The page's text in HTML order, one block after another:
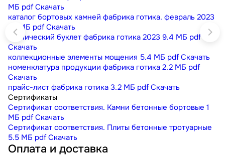
МБ pdf Скачать
каталог бортовых камней фабрика готика. февраль 2023
9.1 МБ pdf Скачать
технический буклет фабрика готика 2023 9.4 МБ pdf
Скачать
коллекционные элементы мощения 5.4 МБ pdf Скачать
номенклатура продукции фабрика готика 2.2 МБ pdf
Скачать
прайс-лист фабрика готика 3.2 МБ pdf Скачать
Сертификаты
Сертификат соответствия. Камни бетонные бортовые 1
МБ pdf Скачать
Сертификат соответствия. Плиты бетонные тротуарные
5.5 МБ pdf Скачать
Оплата и доставка